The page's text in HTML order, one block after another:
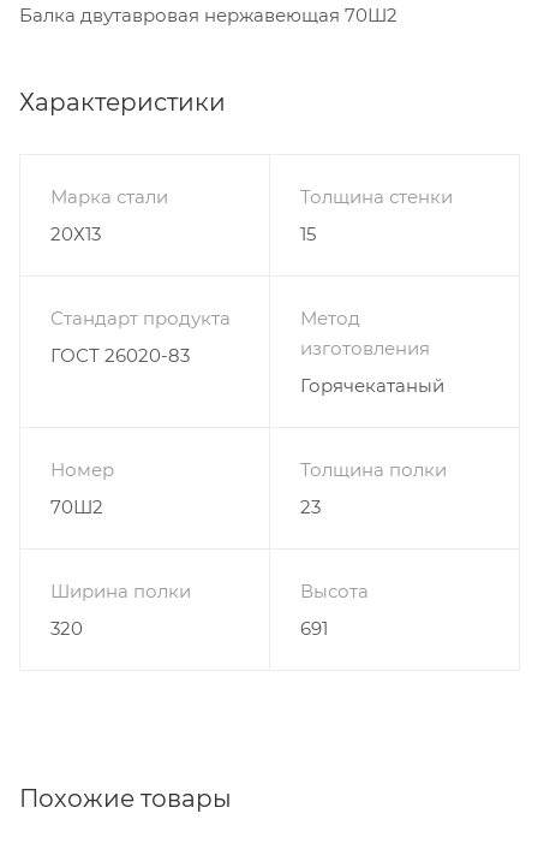
Балка двутавровая нержавеющая 70Ш2
Характеристики
Марка стали
20Х13
Толщина стенки
15
Стандарт продукта
ГОСТ 26020-83
Метод
изготовления
Горячекатаный
Номер
70Ш2
Толщина полки
23
Ширина полки
320
Высота
691
Похожие товары